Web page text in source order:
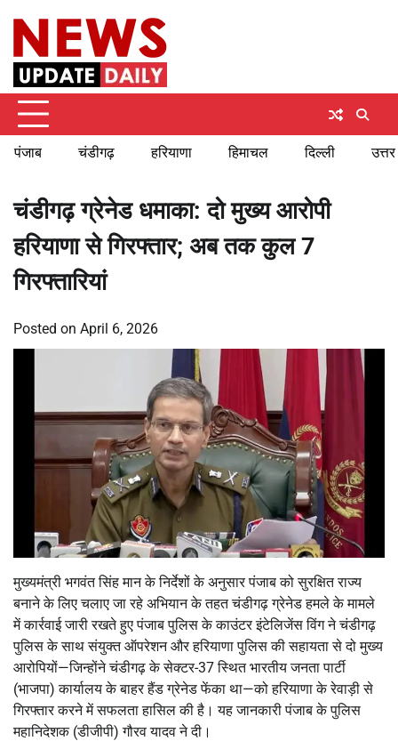
content
पंजाब चंडीगढ़ हरियाणा हिमाचल दिल्ली
चंडीगढ़ ग्रेनेड धमाका: दो मुख्य आरोपी
हरियाणा से गिरफ्तार; अब तक कुल 7
गिरफ्तारियां
Posted on April 6, 2026
मुख्यमंत्री भगवंत सिंह मान के निर्देशों के अनुसार पंजाब को सुरक्षित राज्य
बनाने के लिए चलाए जा रहे अभियान के तहत चंडीगढ़ ग्रेनेड हमले के मामले
में कार्रवाई जारी रखते हुए पंजाब पुलिस के काउंटर इंटेलिजेंस विंग ने चंडीगढ़
पुलिस के साथ संयुक्त ऑपरेशन और हरियाणा पुलिस की सहायता से दो मुख्य
आरोपियों—जिन्होंने चंडीगढ़ के सेक्टर-37 स्थित भारतीय जनता पार्टी
(भाजपा) कार्यालय के बाहर हैंड ग्रेनेड फेंका था—को हरियाणा के रेवाड़ी से
गिरफ्तार करने में सफलता हासिल की है। यह जानकारी पंजाब के पुलिस
महानिदेशक (डीजीपी) गौरव यादव ने दी।